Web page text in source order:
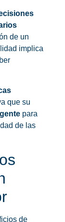
de un
implica
que su
para
de las
de